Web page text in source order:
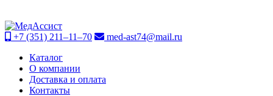
+7 (351) 211–11–70
med-ast74@mail.ru
Каталог
О компании
Доставка и оплата
Контакты